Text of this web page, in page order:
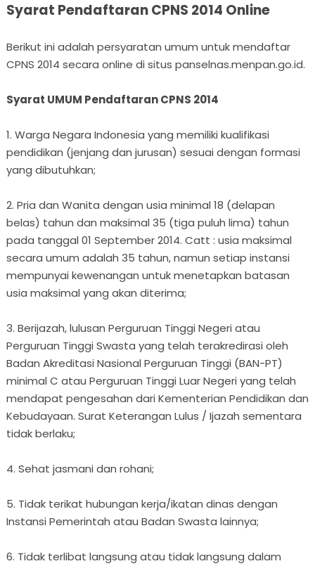
Syarat Pendaftaran CPNS 2014 Online
Berikut ini adalah persyaratan umum untuk mendaftar
CPNS 2014 secara online di situs panselnas.menpan.go.id.
Syarat UMUM Pendaftaran CPNS 2014
1. Warga Negara Indonesia yang memiliki kualifikasi
pendidikan (jenjang dan jurusan) sesuai dengan formasi
yang dibutuhkan;
2. Pria dan Wanita dengan usia minimal 18 (delapan
belas) tahun dan maksimal 35 (tiga puluh lima) tahun
pada tanggal 01 September 2014. Catt : usia maksimal
secara umum adalah 35 tahun, namun setiap instansi
mempunyai kewenangan untuk menetapkan batasan
usia maksimal yang akan diterima;
3. Berijazah, lulusan Perguruan Tinggi Negeri atau
Perguruan Tinggi Swasta yang telah terakredirasi oleh
Badan Akreditasi Nasional Perguruan Tinggi (BAN-PT)
minimal C atau Perguruan Tinggi Luar Negeri yang telah
mendapat pengesahan dari Kementerian Pendidikan dan
Kebudayaan. Surat Keterangan Lulus / Ijazah sementara
tidak berlaku;
4. Sehat jasmani dan rohani;
5. Tidak terikat hubungan kerja/ikatan dinas dengan
Instansi Pemerintah atau Badan Swasta lainnya;
6. Tidak terlibat langsung atau tidak langsung dalam